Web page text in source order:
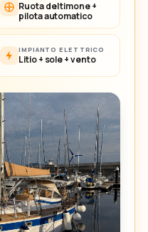
Ruota del timone +
pilota automatico
IMPIANTO ELETTRICO
Litio + sole + vento